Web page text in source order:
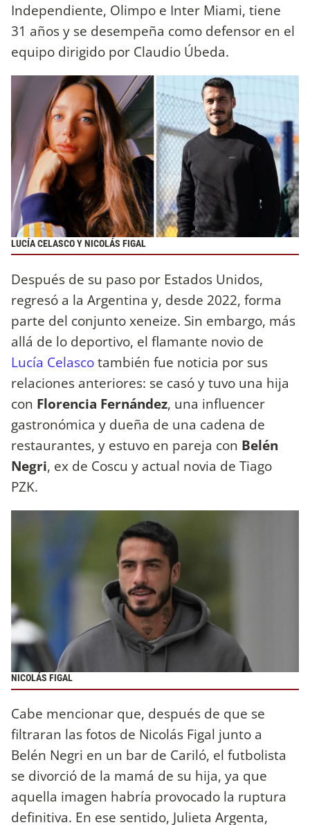
Independiente, Olimpo e Inter Miami, tiene
31 años y se desempeña como defensor en el
equipo dirigido por Claudio Úbeda.
LUCÍA CELASCO Y NICOLÁS FIGAL
Después de su paso por Estados Unidos,
regresó a la Argentina y, desde 2022, forma
parte del conjunto xeneize. Sin embargo, más
allá de lo deportivo, el flamante novio de
Lucía Celascotambién fue noticia por sus
relaciones anteriores: se casó y tuvo una hija
con Florencia Fernández, una influencer
gastronómica y dueña de una cadena de
restaurantes, y estuvo en pareja con Belén
Negri, ex de Coscu y actual novia de Tiago
PZK.
NICOLÁS FIGAL
Cabe mencionar que, después de que se
filtraran las fotos de Nicolás Figal junto a
Belén Negri en un bar de Cariló, el futbolista
se divorció de la mamá de su hija, ya que
aquella imagen habría provocado la ruptura
definitiva. En ese sentido, Julieta Argenta,